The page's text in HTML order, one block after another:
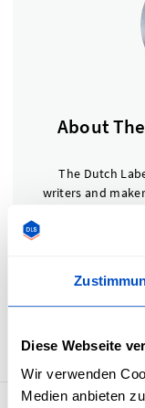
Diese Webseite
Wir verwenden
Medien anbieten
About
The Dutch
writers and
and customer
reflects real-